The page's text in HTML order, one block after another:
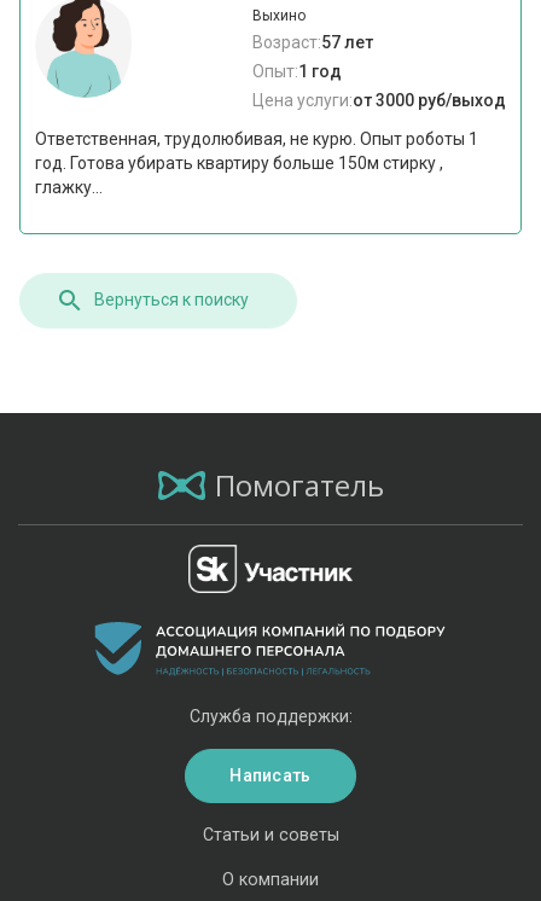
Выхино
Возраст:57 лет
Опыт:1 год
Цена услуги:от 3000 руб/выход
Ответственная, трудолюбивая, не курю. Опыт роботы 1
год. Готова убирать квартиру больше 150м стирку ,
глажку...
Вернуться к поиску
Помогатель
Статьи и советы
О компании
Служба поддержки:
Написать